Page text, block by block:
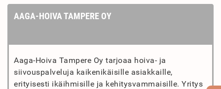
AAGA-HOIVA TAMPERE OY
Aaga-Hoiva Tampere Oy tarjoaa hoiva- ja
siivouspalveluja kaikenikäisille asiakkaille,
erityisesti ikäihmisille ja kehitysvammaisille. Yritys